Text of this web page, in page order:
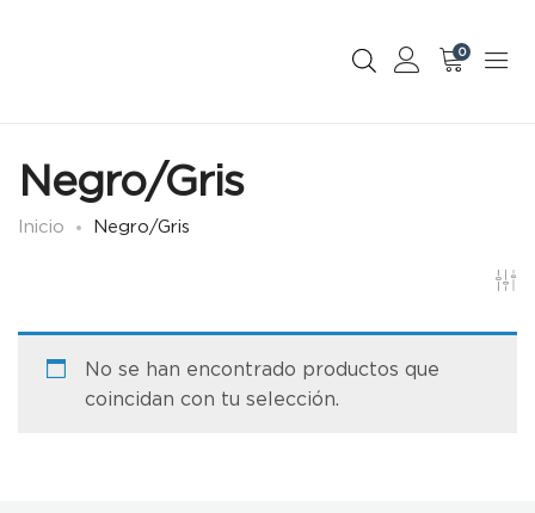
0
Negro/Gris
Inicio Negro/Gris
No se han encontrado productos que
coincidan con tu selección.